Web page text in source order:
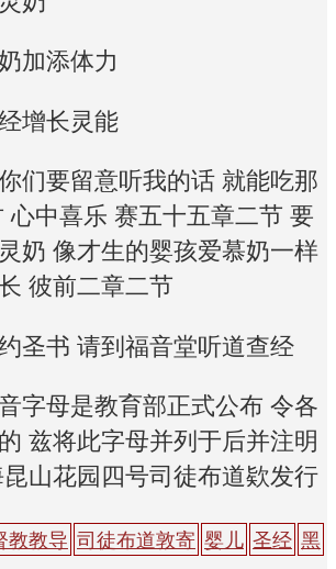
加添体力
增长灵能
们要留意听我的话 就能吃那
心中喜乐 赛五十五章二节 要
奶 像才生的婴孩爱慕奶一样
彼前二章二节
圣书 请到福音堂听道查经
字母是教育部正式公布 令各
兹将此字母并列于后并注明
山花园四号司徒布道欵发行
教教导 司徒布道敦寄 婴儿 圣经 黑